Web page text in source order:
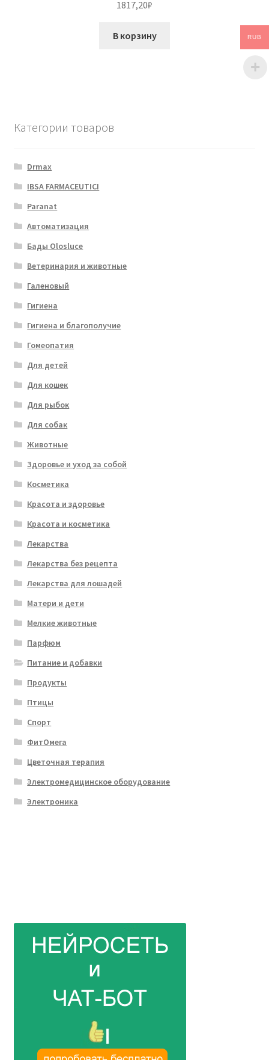
1817,20₽
В корзину
Категории товаров
Drmax
IBSA FARMACEUTICI
Paranat
Автоматизация
Бады Olosluce
Ветеринария и животные
Галеновый
Гигиена
Гигиена и благополучие
Гомеопатия
Для детей
Для кошек
Для рыбок
Для собак
Животные
Здоровье и уход за собой
Косметика
Красота и здоровье
Красота и косметика
Лекарства
Лекарства без рецепта
Лекарства для лошадей
Матери и дети
Мелкие животные
Парфюм
Питание и добавки
Продукты
Птицы
Спорт
ФитОмега
Цветочная терапия
Электромедицинское оборудование
Электроника
RUB